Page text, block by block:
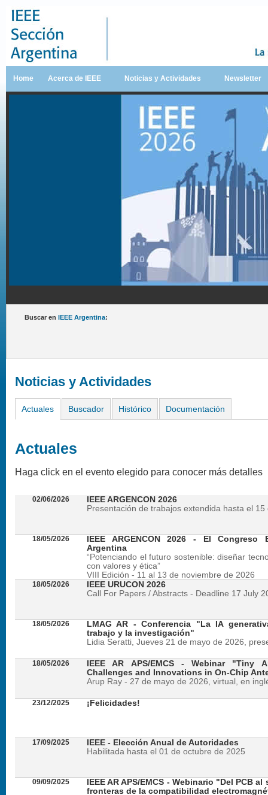
Home Acerca de IEEE Noticias y Actividades Newsletter
Buscar en IEEE Argentina:
Noticias y Actividades
Actuales Buscador Histórico Documentación
Actuales
Haga click en el evento elegido para conocer más detalles
02/06/2026
IEEE ARGENCON 2026
Presentación de trabajos extendida hasta el 15
18/05/2026
IEEE ARGENCON 2026 - El
Argentina
“Potenciando el futuro sostenible: diseñar
con valores y ética”
VIII Edición - 11 al 13 de noviembre de 2026
18/05/2026
IEEE URUCON 2026
Call For Papers / Abstracts - Deadline 17 July
18/05/2026
LMAG AR - Conferencia "La IA
trabajo y la investigación"
Lidia Seratti, Jueves 21 de mayo de 2026,
18/05/2026
IEEE AR APS/EMCS - Webinar "Tiny
Challenges and Innovations in On-Chip
Arup Ray - 27 de mayo de 2026, virtual, en
23/12/2025 ¡Felicidades!
17/09/2025
IEEE - Elección Anual de Autoridades
Habilitada hasta el 01 de octubre de 2025
09/09/2025
IEEE AR APS/EMCS - Webinario "Del PCB
fronteras de la compatibilidad